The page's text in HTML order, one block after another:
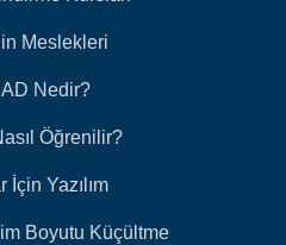
Meslekleri
Nedir?
Öğrenilir?
İçin Yazılım
Boyutu Küçültme